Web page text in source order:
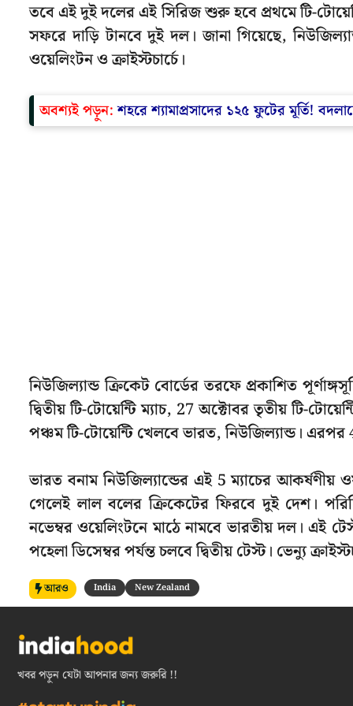
তবে এই দুই দলের এই সিরিজ শুরু হবে প্রথমে টি-
সফরে দাড়ি টানবে দুই দল। জানা গিয়েছে,
ওয়েলিংটন ও ক্রাইস্টচার্চে।
অবশ্যই পড়ুন:শহরে শ্যামাপ্রসাদের ১২৫ ফুটের মূর্তি!
নিউজিল্যান্ড ক্রিকেট বোর্ডের তরফে প্রকাশিত
দ্বিতীয় টি-টোয়েন্টি ম্যাচ, 27 অক্টোবর তৃতীয় টি-
পঞ্চম টি-টোয়েন্টি খেলবে ভারত, নিউজিল্যান্ড।
ভারত বনাম নিউজিল্যান্ডের এই 5 ম্যাচের আকর্ষণীয়
গেলেই লাল বলের ক্রিকেটের ফিরবে দুই দেশ।
নভেম্বর ওয়েলিংটনে মাঠে নামবে ভারতীয় দল। এই
পহেলা ডিসেম্বর পর্যন্ত চলবে দ্বিতীয় টেস্ট। ভেন্যু
আরও India New Zealand
খবর পড়ুন যেটা আপনার জন্য জরুরি !!